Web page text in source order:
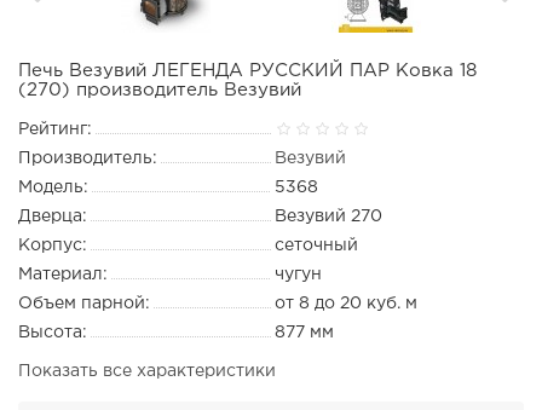
Печь Везувий ЛЕГЕНДА РУССКИЙ ПАР Ковка 18
(270) производитель Везувий
Рейтинг:
Производитель:
Везувий
Модель:
5368
Дверца:
Везувий 270
Корпус:
сеточный
Материал:
чугун
Объем парной:
от 8 до 20 куб. м
Высота:
877 мм
Показать все характеристики